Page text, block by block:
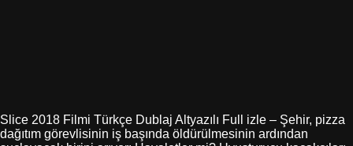
Slice 2018 Filmi Türkçe Dublaj Altyazılı Full izle – Şehir, pizza
dağıtım görevlisinin iş başında öldürülmesinin ardından